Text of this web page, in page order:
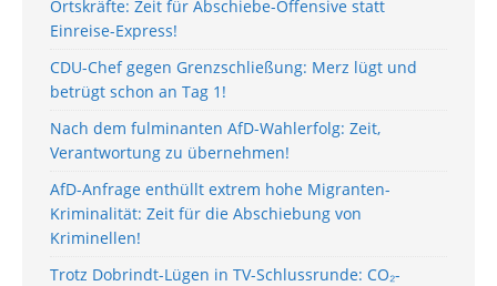
Ortskräfte: Zeit für Abschiebe-Offensive statt
Einreise-Express!
CDU-Chef gegen Grenzschließung: Merz lügt und
betrügt schon an Tag 1!
Nach dem fulminanten AfD-Wahlerfolg: Zeit,
Verantwortung zu übernehmen!
AfD-Anfrage enthüllt extrem hohe Migranten-
Kriminalität: Zeit für die Abschiebung von
Kriminellen!
Trotz Dobrindt-Lügen in TV-Schlussrunde: CO₂-